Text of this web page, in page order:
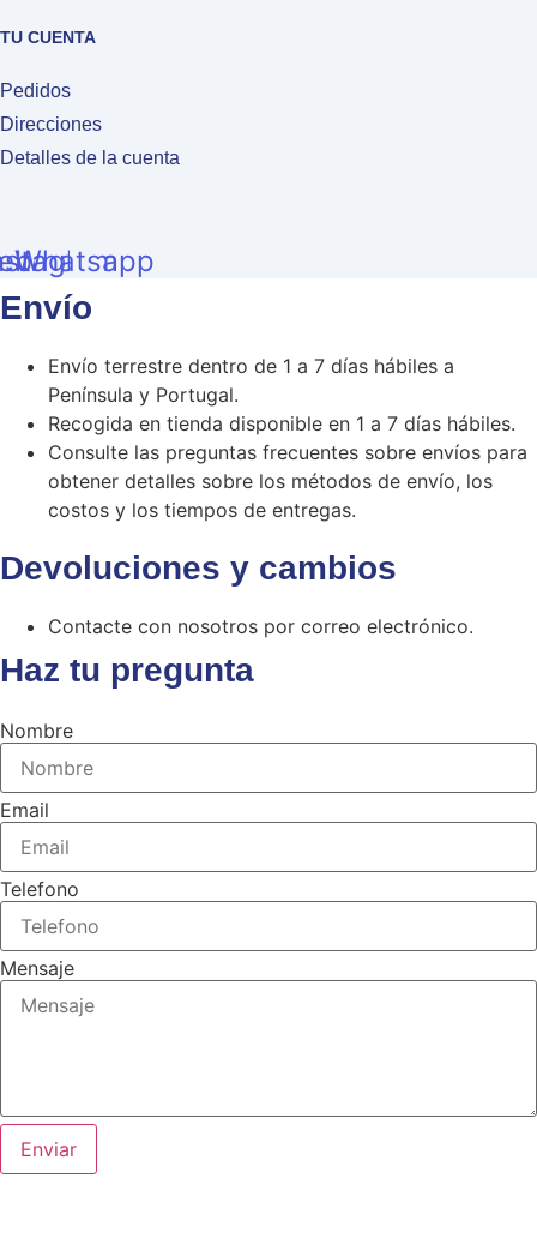
TU CUENTA
Pedidos
Direcciones
Detalles de la cuenta
Whatsapp
Envío
Envío terrestre dentro de 1 a 7 días hábiles a
Península y Portugal.
Recogida en tienda disponible en 1 a 7 días hábiles.
Consulte las preguntas frecuentes sobre envíos para
obtener detalles sobre los métodos de envío, los
costos y los tiempos de entregas.
Devoluciones y cambios
Contacte con nosotros por correo electrónico.
Haz tu pregunta
Nombre
Email
Telefono
Mensaje
Enviar